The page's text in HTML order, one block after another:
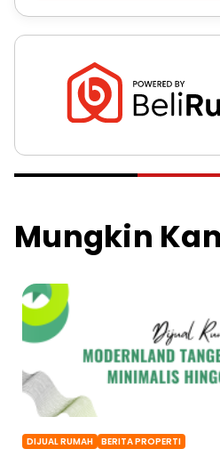
Mungkin
DIJUAL RUMAH BERITA PROPERTI